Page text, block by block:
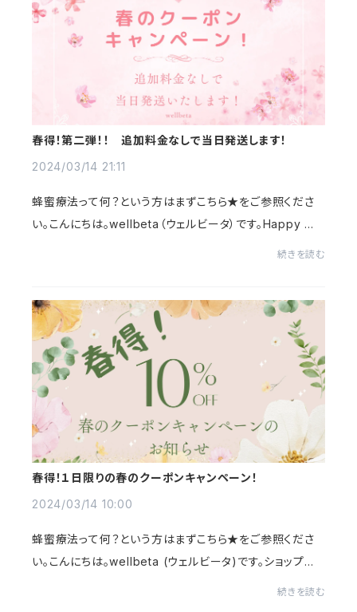
春得！第二弾！！ 追加料金なしで当日発送します！
2024/03/14 21:11
蜂蜜療法って何？という方はまずこちら★をご参照くださ
い。こんにちは。wellbeta（ウェルビータ）です。Happy Wh
続きを読む
春得！１日限りの春のクーポンキャンペーン！
2024/03/14 10:00
蜂蜜療法って何？という方はまずこちら★をご参照くださ
い。こんにちは。wellbeta (ウェルビータ)です。ショップか
らのお知らせです♪あちこちで花が満開になり、もう春です
続きを読む